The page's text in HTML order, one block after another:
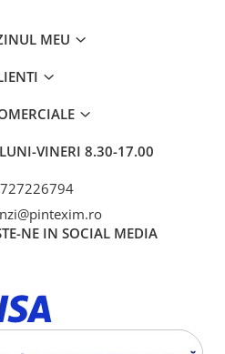
MEU
LUNI-VINERI 8.30-17.00
NE IN SOCIAL MEDIA